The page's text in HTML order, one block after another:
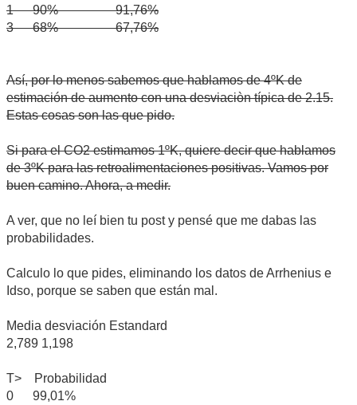
1 90% 91,76%
3 68% 67,76%
Así, por lo menos sabemos que hablamos de 4ºK de
estimación de aumento con una desviaciòn típica de 2.15.
Estas cosas son las que pido.
Si para el CO2 estimamos 1ºK, quiere decir que hablamos
de 3ºK para las retroalimentaciones positivas. Vamos por
buen camino. Ahora, a medir.
A ver, que no leí bien tu post y pensé que me dabas las
probabilidades.
Calculo lo que pides, eliminando los datos de Arrhenius e
Idso, porque se saben que están mal.
Media desviación Estandard
2,789 1,198
T> Probabilidad
0 99,01%